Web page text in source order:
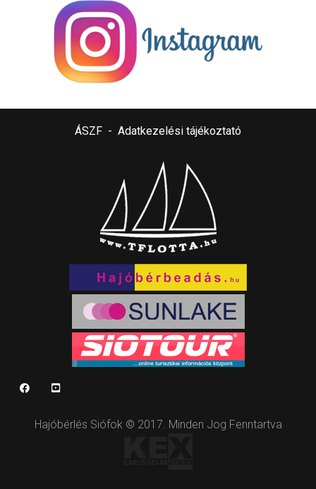
ÁSZF - Adatkezelési tájékoztató
Hajóbérlés Siófok © 2017. Minden Jog Fenntartva